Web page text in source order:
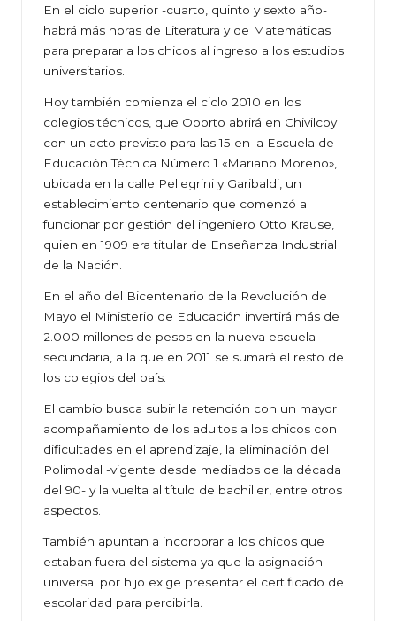
En el ciclo superior -cuarto, quinto y sexto año-
habrá más horas de Literatura y de Matemáticas
para preparar a los chicos al ingreso a los estudios
universitarios.
Hoy también comienza el ciclo 2010 en los
colegios técnicos, que Oporto abrirá en Chivilcoy
con un acto previsto para las 15 en la Escuela de
Educación Técnica Número 1 «Mariano Moreno»,
ubicada en la calle Pellegrini y Garibaldi, un
establecimiento centenario que comenzó a
funcionar por gestión del ingeniero Otto Krause,
quien en 1909 era titular de Enseñanza Industrial
de la Nación.
En el año del Bicentenario de la Revolución de
Mayo el Ministerio de Educación invertirá más de
2.000 millones de pesos en la nueva escuela
secundaria, a la que en 2011 se sumará el resto de
los colegios del país.
El cambio busca subir la retención con un mayor
acompañamiento de los adultos a los chicos con
dificultades en el aprendizaje, la eliminación del
Polimodal -vigente desde mediados de la década
del 90- y la vuelta al título de bachiller, entre otros
aspectos.
También apuntan a incorporar a los chicos que
estaban fuera del sistema ya que la asignación
universal por hijo exige presentar el certificado de
escolaridad para percibirla.